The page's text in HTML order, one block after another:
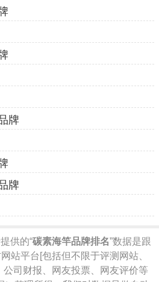
牌
牌
供的“碳素海竿品牌排名”数据是跟
站平台[包括但不限于评测网站、
司财报、网友投票、网友评价等